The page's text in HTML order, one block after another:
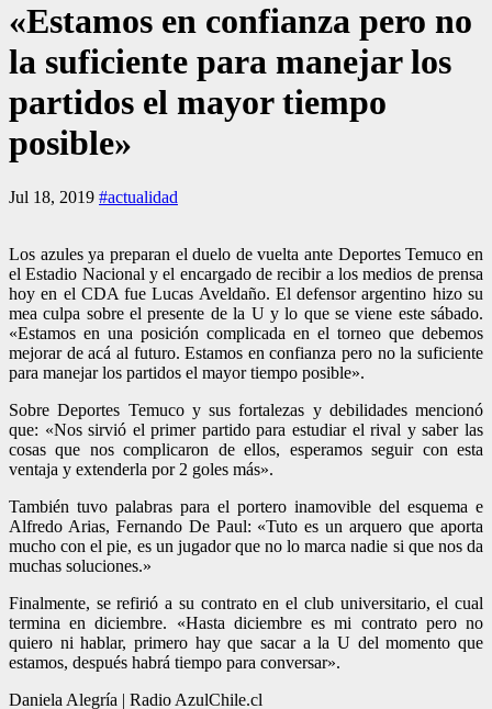
«Estamos en confianza pero no
la suficiente para manejar los
partidos el mayor tiempo
posible»
Jul 18, 2019 #actualidad
Los azules ya preparan el duelo de vuelta ante Deportes Temuco en
el Estadio Nacional y el encargado de recibir a los medios de prensa
hoy en el CDA fue Lucas Aveldaño. El defensor argentino hizo su
mea culpa sobre el presente de la U y lo que se viene este sábado.
«Estamos en una posición complicada en el torneo que debemos
mejorar de acá al futuro. Estamos en confianza pero no la suficiente
para manejar los partidos el mayor tiempo posible».
Sobre Deportes Temuco y sus fortalezas y debilidades mencionó
que: «Nos sirvió el primer partido para estudiar el rival y saber las
cosas que nos complicaron de ellos, esperamos seguir con esta
ventaja y extenderla por 2 goles más».
También tuvo palabras para el portero inamovible del esquema e
Alfredo Arias, Fernando De Paul: «Tuto es un arquero que aporta
mucho con el pie, es un jugador que no lo marca nadie si que nos da
muchas soluciones.»
Finalmente, se refirió a su contrato en el club universitario, el cual
termina en diciembre. «Hasta diciembre es mi contrato pero no
quiero ni hablar, primero hay que sacar a la U del momento que
estamos, después habrá tiempo para conversar».
Daniela Alegría | Radio AzulChile.cl